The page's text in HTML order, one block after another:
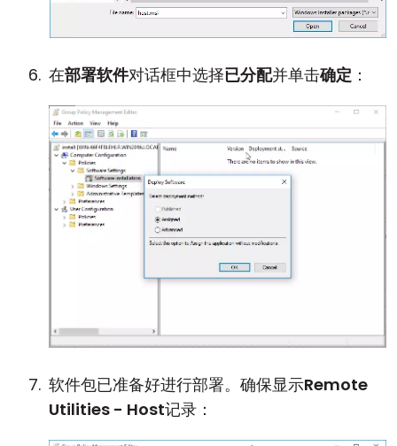
在部署软件对话框中选择已分配并单击确定 ：
软件包已准备好进行部署。确保显示Remote
Utilities - Host记录：